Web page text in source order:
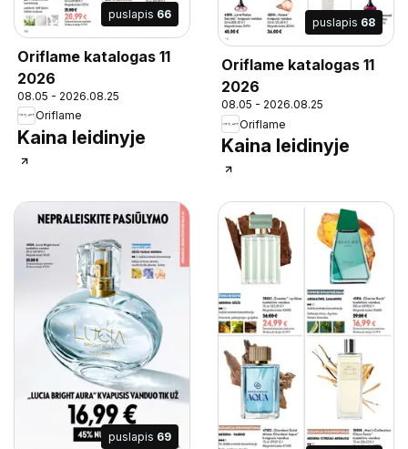
puslapis 66
Oriflame katalogas 11
2026
08.05 - 2026.08.25
Oriflame
Kaina leidinyje
puslapis 68
Oriflame katalogas 11
2026
08.05 - 2026.08.25
Oriflame
Kaina leidinyje
puslapis 69